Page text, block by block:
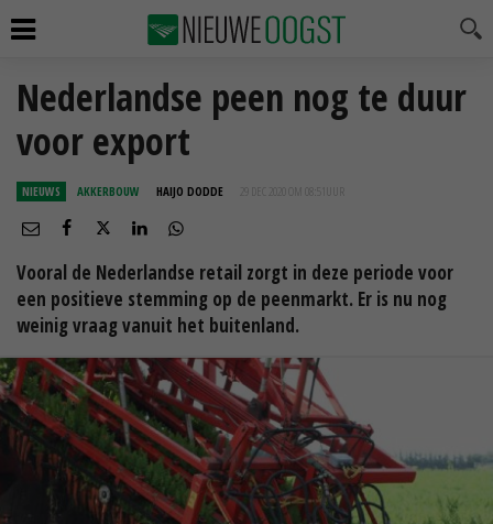
Nederlandse peen nog te duur
voor export
NIEUWS AKKERBOUW HAIJO DODDE 29 DEC 2020 OM 08:51
Vooral de Nederlandse retail zorgt in deze periode voor
een positieve stemming op de peenmarkt. Er is nu nog
weinig vraag vanuit het buitenland.